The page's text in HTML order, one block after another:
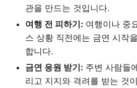
관을 만드는 것입니다.
여행 전 피하기: 여행이나 중
스 상황 직전에는 금연 시작
합니다.
금연 응원 받기: 주변 사람들
리고 지지와 격려를 받는 것